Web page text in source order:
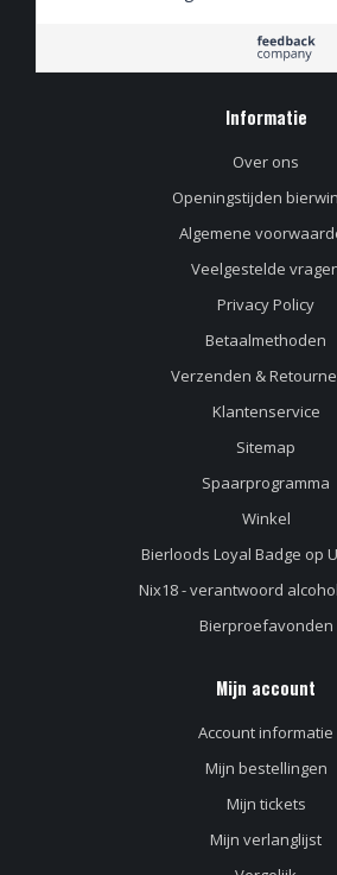
Informatie
Over ons
Openingstijden
Algemene
Veelgestelde
Privacy Policy
Betaalmethoden
Verzenden &
Klantenservice
Sitemap
Spaarprogramma
Winkel
Bierloods Loyal Badge op
Nix18 - verantwoord
Bierproefavonden
Mijn account
Account informatie
Mijn bestellingen
Mijn tickets
Mijn verlanglijst